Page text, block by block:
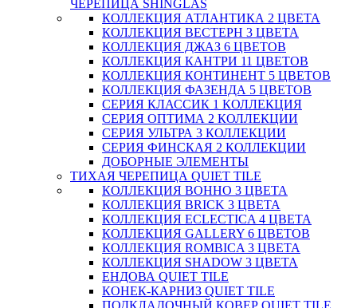
ЧЕРЕПИЦА SHINGLAS
КОЛЛЕКЦИЯ АТЛАНТИКА 2 ЦВЕТА
КОЛЛЕКЦИЯ ВЕСТЕРН 3 ЦВЕТА
КОЛЛЕКЦИЯ ДЖАЗ 6 ЦВЕТОВ
КОЛЛЕКЦИЯ КАНТРИ 11 ЦВЕТОВ
КОЛЛЕКЦИЯ КОНТИНЕНТ 5 ЦВЕТОВ
КОЛЛЕКЦИЯ ФАЗЕНДА 5 ЦВЕТОВ
СЕРИЯ КЛАССИК 1 КОЛЛЕКЦИЯ
СЕРИЯ ОПТИМА 2 КОЛЛЕКЦИИ
СЕРИЯ УЛЬТРА 3 КОЛЛЕКЦИИ
СЕРИЯ ФИНСКАЯ 2 КОЛЛЕКЦИИ
ДОБОРНЫЕ ЭЛЕМЕНТЫ
ТИХАЯ ЧЕРЕПИЦА QUIET TILE
КОЛЛЕКЦИЯ BOHHO 3 ЦВЕТА
КОЛЛЕКЦИЯ BRICK 3 ЦВЕТА
КОЛЛЕКЦИЯ ECLECTICA 4 ЦВЕТА
КОЛЛЕКЦИЯ GALLERY 6 ЦВЕТОВ
КОЛЛЕКЦИЯ ROMBICA 3 ЦВЕТА
КОЛЛЕКЦИЯ SHADOW 3 ЦВЕТА
ЕНДОВА QUIET TILE
КОНЕК-КАРНИЗ QUIET TILE
ПОДКЛАДОЧНЫЙ КОВЕР QUIET TILE